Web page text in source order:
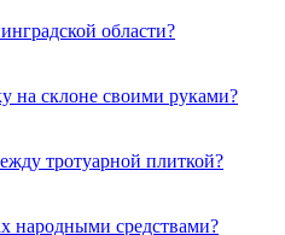
области?
на склоне своими руками?
тротуарной плиткой?
народными средствами?